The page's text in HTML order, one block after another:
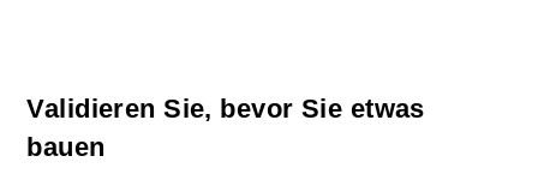
Validieren Sie, bevor Sie etwas
bauen